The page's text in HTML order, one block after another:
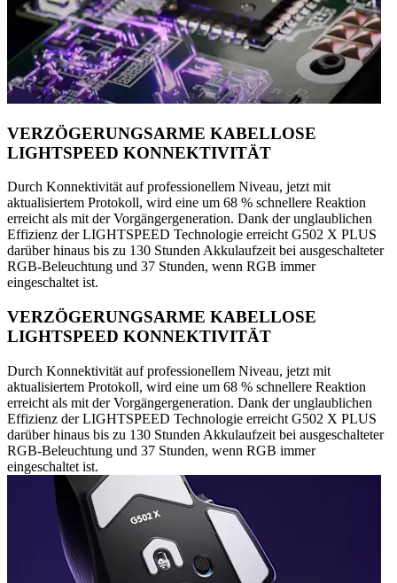
VERZÖGERUNGSARME KABELLOSE
LIGHTSPEED KONNEKTIVITÄT
Durch Konnektivität auf professionellem Niveau, jetzt mit
aktualisiertem Protokoll, wird eine um 68 % schnellere Reaktion
erreicht als mit der Vorgängergeneration. Dank der unglaublichen
Effizienz der LIGHTSPEED Technologie erreicht G502 X PLUS
darüber hinaus bis zu 130 Stunden Akkulaufzeit bei ausgeschalteter
RGB-Beleuchtung und 37 Stunden, wenn RGB immer
eingeschaltet ist.
VERZÖGERUNGSARME KABELLOSE
LIGHTSPEED KONNEKTIVITÄT
Durch Konnektivität auf professionellem Niveau, jetzt mit
aktualisiertem Protokoll, wird eine um 68 % schnellere Reaktion
erreicht als mit der Vorgängergeneration. Dank der unglaublichen
Effizienz der LIGHTSPEED Technologie erreicht G502 X PLUS
darüber hinaus bis zu 130 Stunden Akkulaufzeit bei ausgeschalteter
RGB-Beleuchtung und 37 Stunden, wenn RGB immer
eingeschaltet ist.